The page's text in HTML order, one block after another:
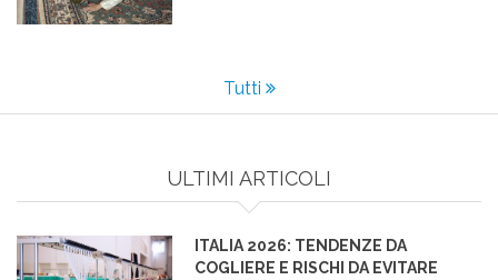
Tutti
ULTIMI ARTICOLI
ITALIA 2026: TENDENZE DA
COGLIERE E RISCHI DA EVITARE